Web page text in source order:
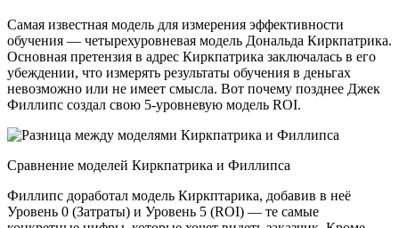
Самая известная модель для измерения эффективности
обучения — четырехуровневая модель Дональда Киркпатрика.
Основная претензия в адрес Киркпатрика заключалась в его
убеждении, что измерять результаты обучения в деньгах
невозможно или не имеет смысла. Вот почему позднее Джек
Филлипс создал свою 5-уровневую модель ROI.
Сравнение моделей Киркпатрика и Филлипса
Филлипс доработал модель Киркптарика, добавив в неё
Уровень 0 (Затраты) и Уровень 5 (ROI) — те самые